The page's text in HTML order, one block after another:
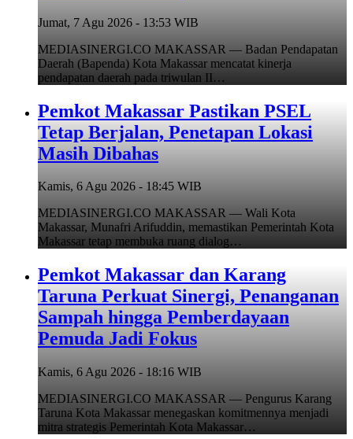
Jumat, 7 Agu 2026 - 13:53 WIB
MEDIASINERGI.CO MAKASSAR — Badan Pendapatan
Daerah (Bapenda) Kota Makassar mencatat kinerja
pendapatan daerah pada triwulan II…
Pemkot Makassar Pastikan PSEL
Tetap Berjalan, Penetapan Lokasi
Masih Dibahas
Kamis, 6 Agu 2026 - 18:45 WIB
MEDIASINERGI.CO MAKASSAR — Wali Kota
Makassar, Munafri Arifuddin, memastikan Pemerintah Kota
Makassar tetap membuka ruang dialog…
Pemkot Makassar dan Karang
Taruna Perkuat Sinergi, Penanganan
Sampah hingga Pemberdayaan
Pemuda Jadi Fokus
Kamis, 6 Agu 2026 - 18:16 WIB
MEDIASINERGI.CO MAKASSAR — Pengurus Karang
Taruna Kota Makassar menegaskan komitmennya menjadi
mitra strategis Pemerintah Kota Makassar…